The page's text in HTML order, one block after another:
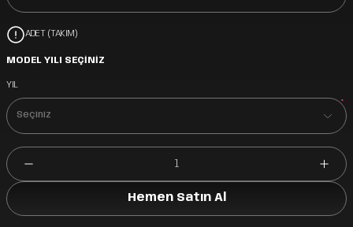
ADET (TAKIM)
MODEL YILI SEÇİNİZ
YIL
*
Hemen Satın Al